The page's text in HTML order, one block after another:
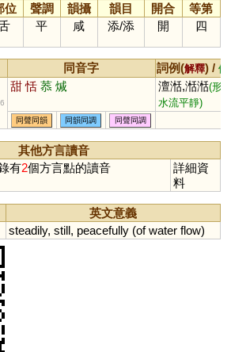
位 聲調 韻攝 韻目 開合
等第
平 咸 添/添 開 四
同音字 詞例(解釋) / 備
甜 恬 菾 煘 澶湉,湉湉(形
水流平靜)
同聲同韻 同韻同調 同聲同調
其他方言讀音
有2個方言點的讀音
詳細資
料
英文意義
steadily, still, peacefully(of water flow)